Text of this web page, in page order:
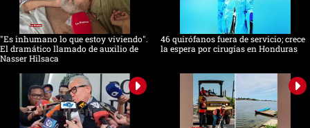
"Es inhumano lo que estoy viviendo".
El dramático llamado de auxilio de
Nasser Hilsaca
46 quirófanos fuera de servicio; crece
la espera por cirugías en Honduras